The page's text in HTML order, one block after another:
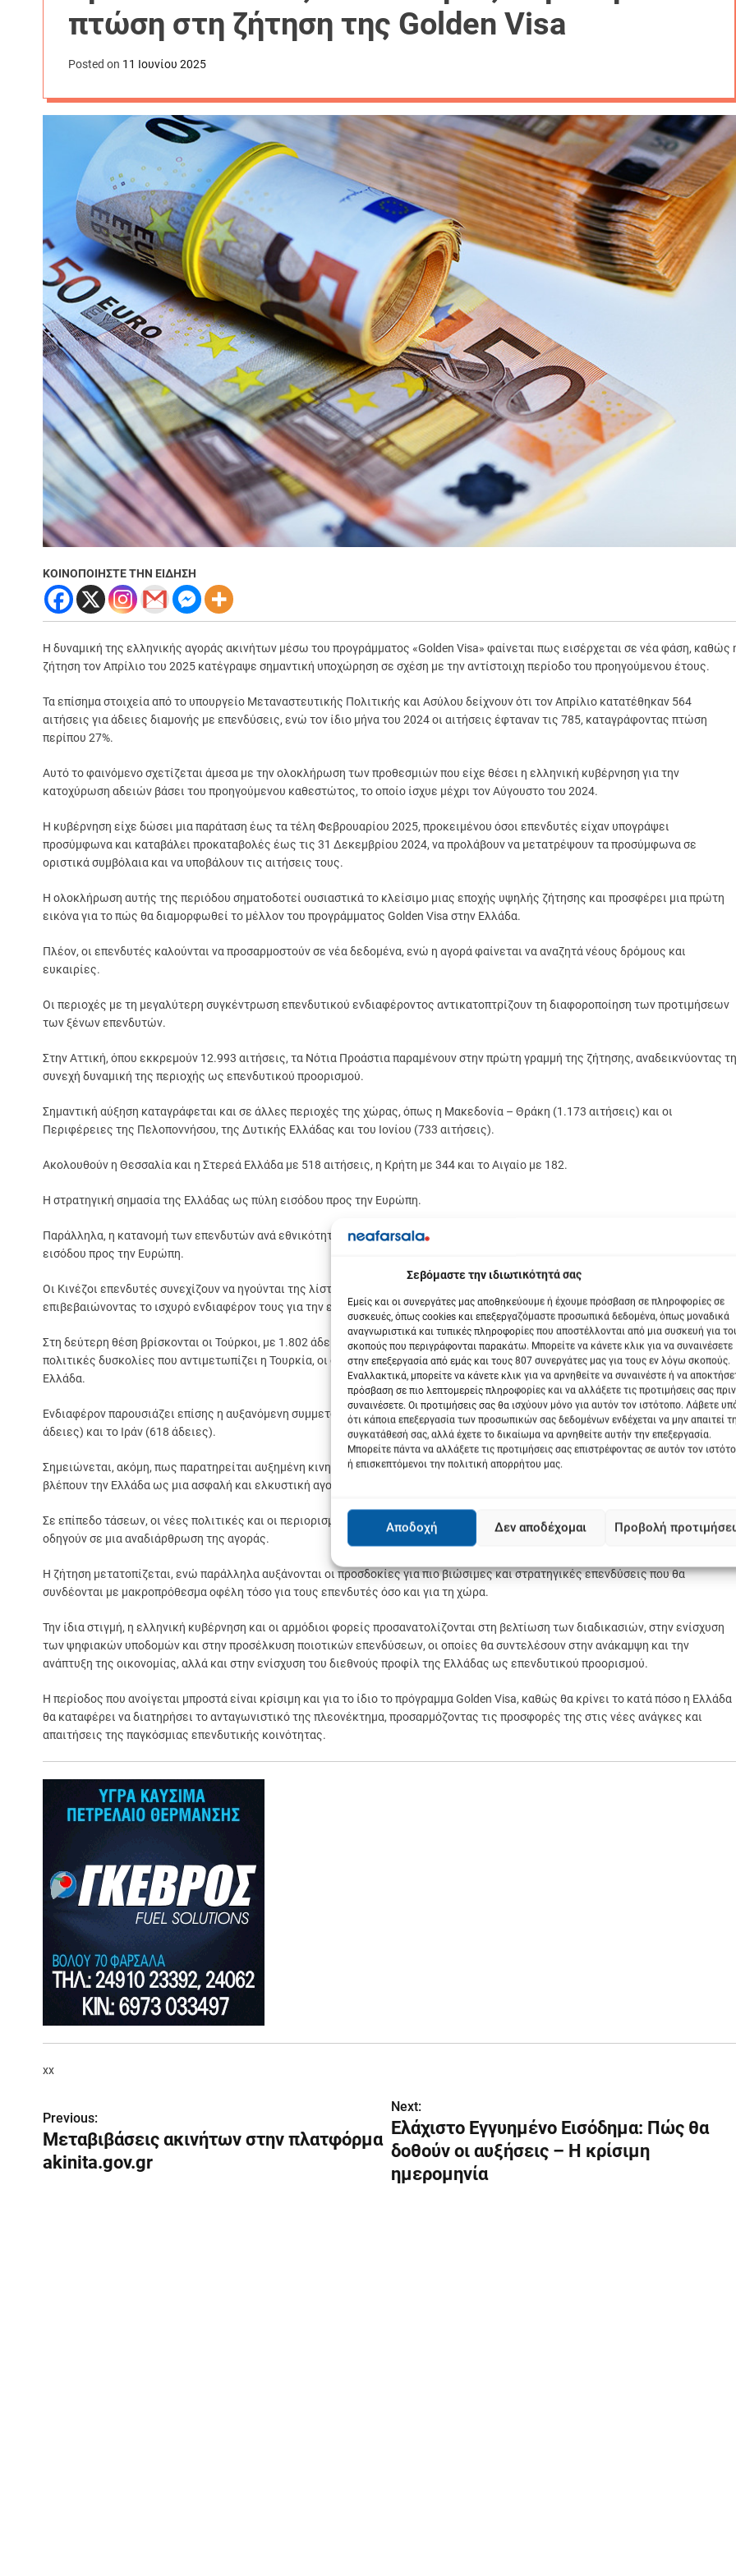
Σεβόμαστε την ιδιωτικότητά σας
Εμείς και οι συνεργάτες μας αποθηκεύουμε ή έχουμε πρόσβαση σε πληροφορίες σε
συσκευές, όπως cookies και επεξεργαζόμαστε προσωπικά δεδομένα, όπως μοναδικά
αναγνωριστικά και τυπικές πληροφορίες που αποστέλλονται από μια συσκευή για
σκοπούς που περιγράφονται παρακάτω. Μπορείτε να κάνετε κλικ για να συναινέσετε
στην επεξεργασία από εμάς και τους 807 συνεργάτες μας για τους εν λόγω σκοπούς.
Εναλλακτικά, μπορείτε να κάνετε κλικ για να αρνηθείτε να συναινέστε ή να
πρόσβαση σε πιο λεπτομερείς πληροφορίες και να αλλάξετε τις προτιμήσεις σας πριν
συναινέσετε. Οι προτιμήσεις σας θα ισχύουν μόνο για αυτόν τον ιστότοπο. Λάβετε
ότι κάποια επεξεργασία των προσωπικών σας δεδομένων ενδέχεται να μην απαιτεί
συγκατάθεσή σας, αλλά έχετε το δικαίωμα να αρνηθείτε αυτήν την επεξεργασία.
Μπορείτε πάντα να αλλάξετε τις προτιμήσεις σας επιστρέφοντας σε αυτόν τον
ή επισκεπτόμενοι την πολιτική απορρήτου μας.
Αποδοχή Δεν αποδέχομαι Προβολή
πτώση στη ζήτηση της Golden Visa
Posted on 11 Ιουνίου 2025
ΚΟΙΝΟΠΟΙΗΣΤΕ ΤΗΝ ΕΙΔΗΣΗ
Η δυναμική της ελληνικής αγοράς ακινήτων μέσω του προγράμματος «Golden Visa» φαίνεται πως εισέρχεται σε νέα φάση, καθώς
ζήτηση τον Απρίλιο του 2025 κατέγραψε σημαντική υποχώρηση σε σχέση με την αντίστοιχη περίοδο του προηγούμενου έτους.
Τα επίσημα στοιχεία από το υπουργείο Μεταναστευτικής Πολιτικής και Ασύλου δείχνουν ότι τον Απρίλιο κατατέθηκαν 564
αιτήσεις για άδειες διαμονής με επενδύσεις, ενώ τον ίδιο μήνα του 2024 οι αιτήσεις έφταναν τις 785, καταγράφοντας πτώση
περίπου 27%.
Αυτό το φαινόμενο σχετίζεται άμεσα με την ολοκλήρωση των προθεσμιών που είχε θέσει η ελληνική κυβέρνηση για την
κατοχύρωση αδειών βάσει του προηγούμενου καθεστώτος, το οποίο ίσχυε μέχρι τον Αύγουστο του 2024.
Η κυβέρνηση είχε δώσει μια παράταση έως τα τέλη Φεβρουαρίου 2025, προκειμένου όσοι επενδυτές είχαν υπογράψει
προσύμφωνα και καταβάλει προκαταβολές έως τις 31 Δεκεμβρίου 2024, να προλάβουν να μετατρέψουν τα προσύμφωνα σε
οριστικά συμβόλαια και να υποβάλουν τις αιτήσεις τους.
Η ολοκλήρωση αυτής της περιόδου σηματοδοτεί ουσιαστικά το κλείσιμο μιας εποχής υψηλής ζήτησης και προσφέρει μια πρώτη
εικόνα για το πώς θα διαμορφωθεί το μέλλον του προγράμματος Golden Visa στην Ελλάδα.
Πλέον, οι επενδυτές καλούνται να προσαρμοστούν σε νέα δεδομένα, ενώ η αγορά φαίνεται να αναζητά νέους δρόμους και
ευκαιρίες.
Οι περιοχές με τη μεγαλύτερη συγκέντρωση επενδυτικού ενδιαφέροντος αντικατοπτρίζουν τη διαφοροποίηση των προτιμήσεων
των ξένων επενδυτών.
Στην Αττική, όπου εκκρεμούν 12.993 αιτήσεις, τα Νότια Προάστια παραμένουν στην πρώτη γραμμή της ζήτησης, αναδεικνύοντας τη
συνεχή δυναμική της περιοχής ως επενδυτικού προορισμού.
Σημαντική αύξηση καταγράφεται και σε άλλες περιοχές της χώρας, όπως η Μακεδονία – Θράκη (1.173 αιτήσεις) και οι
Περιφέρειες της Πελοποννήσου, της Δυτικής Ελλάδας και του Ιονίου (733 αιτήσεις).
Ακολουθούν η Θεσσαλία και η Στερεά Ελλάδα με 518 αιτήσεις, η Κρήτη με 344 και το Αιγαίο με 182.
Η στρατηγική σημασία της Ελλάδας ως πύλη εισόδου προς την Ευρώπη.
Παράλληλα, η κατανομή των επενδυτών ανά εθνικότητα δείχνει την Ελλάδα να διατηρεί τη στρατηγική της σημασία ως πύλη
εισόδου προς την Ευρώπη.
Οι Κινέζοι επενδυτές συνεχίζουν να ηγούνται της λίστας, με 7.086 άδειες διαμονής που έχουν εκδοθεί έως σήμερα,
επιβεβαιώνοντας το ισχυρό ενδιαφέρον τους για την ελληνική αγορά ακινήτων.
Στη δεύτερη θέση βρίσκονται οι Τούρκοι, με 1.802 άδειες, γεγονός που αποδίδεται σε μεγάλο βαθμό στις οικονομικές και
πολιτικές δυσκολίες που αντιμετωπίζει η Τουρκία, οι οποίες ωθούν πολλούς να αναζητούν σταθερότητα μέσω επενδύσεων στην
Ελλάδα.
Ενδιαφέρον παρουσιάζει επίσης η αυξανόμενη συμμετοχή επενδυτών από τον Λίβανο (832 άδειες), το Ηνωμένο Βασίλειο (626
άδειες) και το Ιράν (618 άδειες).
Σημειώνεται, ακόμη, πως παρατηρείται αυξημένη κινητικότητα από χώρες όπως η Αίγυπτος και το Ισραήλ, όπου οι επενδυτές
βλέπουν την Ελλάδα ως μια ασφαλή και ελκυστική αγορά για την τοποθέτηση κεφαλαίων.
Σε επίπεδο τάσεων, οι νέες πολιτικές και οι περιορισμοί που έχουν τεθεί στο πλαίσιο του προγράμματος Golden Visa φαίνεται να
οδηγούν σε μια αναδιάρθρωση της αγοράς.
Η ζήτηση μετατοπίζεται, ενώ παράλληλα αυξάνονται οι προσδοκίες για πιο βιώσιμες και στρατηγικές επενδύσεις που θα
συνδέονται με μακροπρόθεσμα οφέλη τόσο για τους επενδυτές όσο και για τη χώρα.
Την ίδια στιγμή, η ελληνική κυβέρνηση και οι αρμόδιοι φορείς προσανατολίζονται στη βελτίωση των διαδικασιών, στην ενίσχυση
των ψηφιακών υποδομών και στην προσέλκυση ποιοτικών επενδύσεων, οι οποίες θα συντελέσουν στην ανάκαμψη και την
ανάπτυξη της οικονομίας, αλλά και στην ενίσχυση του διεθνούς προφίλ της Ελλάδας ως επενδυτικού προορισμού.
Η περίοδος που ανοίγεται μπροστά είναι κρίσιμη και για το ίδιο το πρόγραμμα Golden Visa, καθώς θα κρίνει το κατά πόσο η Ελλάδα
θα καταφέρει να διατηρήσει το ανταγωνιστικό της πλεονέκτημα, προσαρμόζοντας τις προσφορές της στις νέες ανάγκες και
απαιτήσεις της παγκόσμιας επενδυτικής κοινότητας.
xx
Π
λ
ο
Previous:
Μεταβιβάσεις ακινήτων στην πλατφόρμα
akinita.gov.gr
Next:
Ελάχιστο Εγγυημένο Εισόδημα: Πώς θα
δοθούν οι αυξήσεις – Η κρίσιμη
ημερομηνία